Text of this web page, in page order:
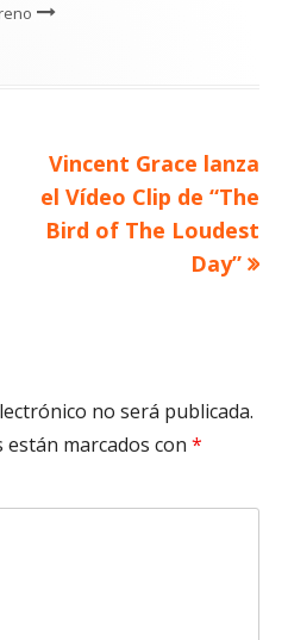
Artículo
siguiente
Vincent Grace lanza
el Vídeo Clip de “The
Bird of The Loudest
Day”
no será publicada.
marcados con *